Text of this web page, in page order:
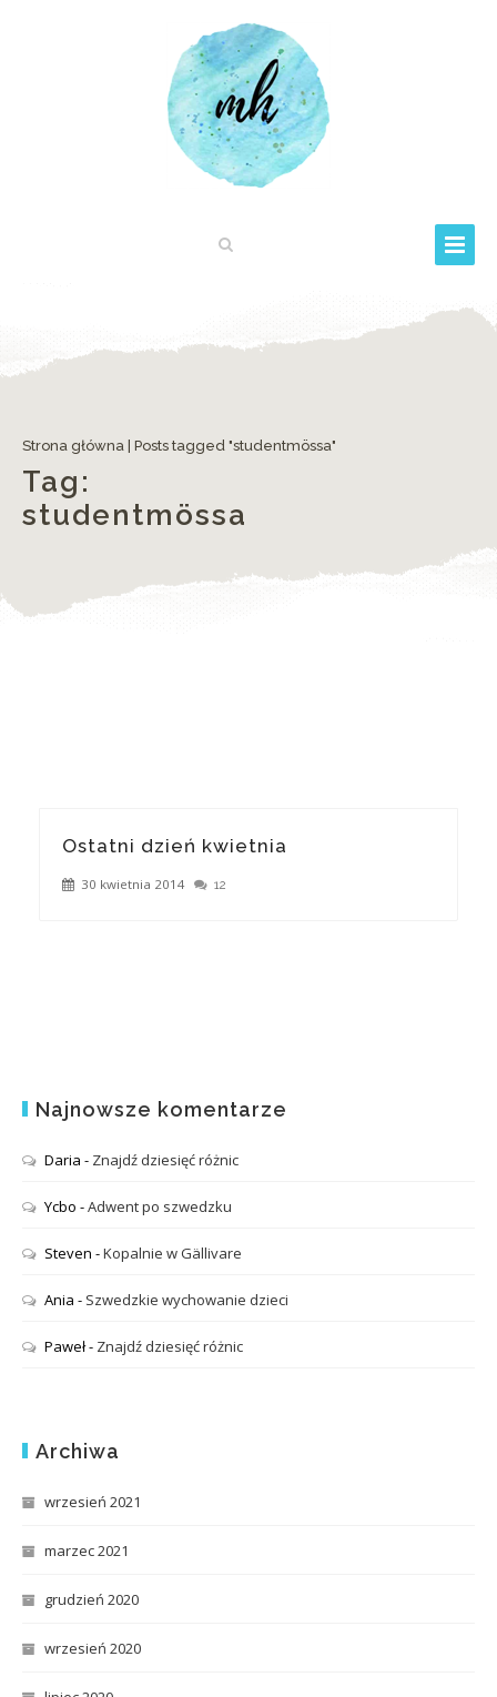
Strona główna Posts tagged "studentmössa"
Tag:
studentmössa
Ostatni dzień kwietnia
30 kwietnia 2014 12
Najnowsze komentarze
Daria - Znajdź dziesięć różnic
Ycbo -Adwent po szwedzku
Steven -Kopalnie w Gällivare
Ania - Szwedzkie wychowanie dzieci
Paweł- Znajdź dziesięć różnic
Archiwa
wrzesień 2021
marzec 2021
grudzień 2020
wrzesień 2020